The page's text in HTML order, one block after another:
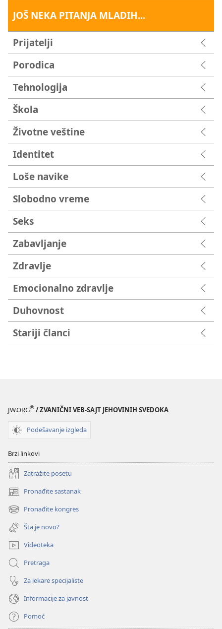
JOŠ NEKA PITANJA MLADIH...
Prijatelji
Porodica
Tehnologija
Škola
Životne veštine
Identitet
Loše navike
Slobodno vreme
Seks
Zabavljanje
Zdravlje
Emocionalno zdravlje
Duhovnost
Stariji članci
JW.ORG® / ZVANIČNI VEB-SAJT JEHOVINIH SVEDOKA
Podešavanje izgleda
Brzi linkovi
Zatražite posetu
Pronađite sastanak
(otvara
novi
prozor)
Pronađite kongres
(otvara
novi
prozor)
Šta je novo?
Videoteka
Pretraga
Za lekare specijaliste
Informacije za javnost
Pomoć